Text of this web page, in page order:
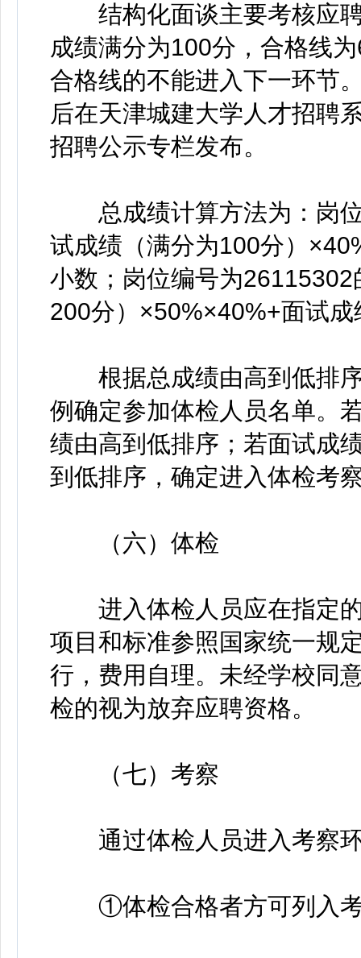
结构化面谈主要考核应聘
成绩满分为100分，合格线
合格线的不能进入下一环节
后在天津城建大学人才招聘
招聘公示专栏发布。
总成绩计算方法为：岗位
试成绩（满分为100分）
小数；岗位编号为
200分）×50%×40%+面试
根据总成绩由高到低排序
例确定参加体检人员名单。
绩由高到低排序；若面试成
到低排序，确定进入体检考
（六）体检
进入体检人员应在指定的
项目和标准参照国家统一规
行，费用自理。未经学校同
检的视为放弃应聘资格。
（七）考察
通过体检人员进入考察
①体检合格者方可列入考